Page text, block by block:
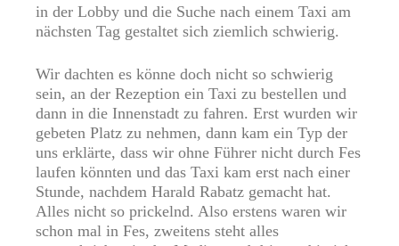
in der Lobby und die Suche nach einem Taxi am
nächsten Tag gestaltet sich ziemlich schwierig.
Wir dachten es könne doch nicht so schwierig
sein, an der Rezeption ein Taxi zu bestellen und
dann in die Innenstadt zu fahren. Erst wurden wir
gebeten Platz zu nehmen, dann kam ein Typ der
uns erklärte, dass wir ohne Führer nicht durch Fes
laufen könnten und das Taxi kam erst nach einer
Stunde, nachdem Harald Rabatz gemacht hat.
Alles nicht so prickelnd. Also erstens waren wir
schon mal in Fes, zweitens steht alles